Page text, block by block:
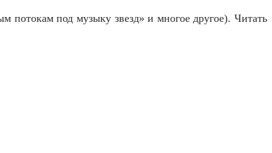
потокам под музыку звезд» и многое другое). Читать